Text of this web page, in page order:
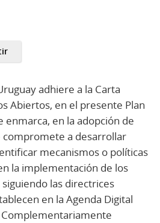
adhiere a la Carta
Abiertos, en el presente Plan
enmarca, en la adopción de
compromete a desarrollar
mecanismos o políticas
la implementación de los
las directrices
en la Agenda Digital